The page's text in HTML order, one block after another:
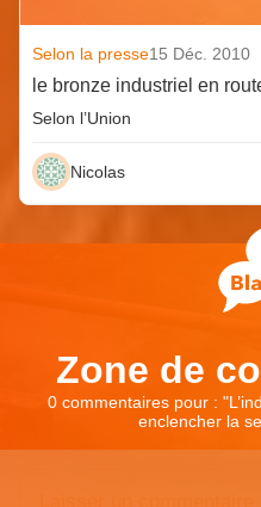
Selon la presse15 Déc. 2010
le bronze industriel en
Selon l’Union
Nicolas
Zone de
0 commentaires pour : "
enclencher la